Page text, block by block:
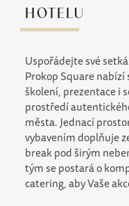
HOTELU
Uspořádejte své
Prokop Square
školení, prezentace i
prostředí
města. Jednací
vybavením doplňuje
break pod širým
tým se postará o
catering, aby Vaše